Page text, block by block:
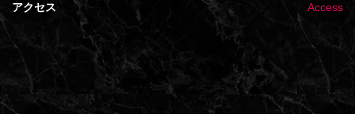
アクセス Access